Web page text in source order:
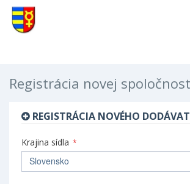
Registrácia novej
REGISTRÁCIA NOVÉHO
Krajina sídla *
Slovensko